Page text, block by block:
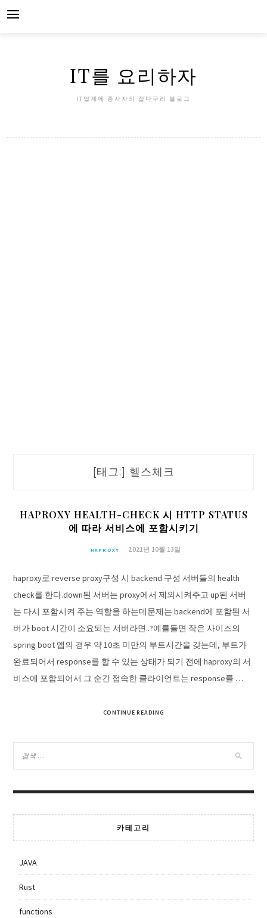
IT를 요리하자
IT업계에 종사자의 잡다구리 블로그
[태그:] 헬스체크
HAPROXY HEALTH-CHECK 시 HTTP STATUS
에 따라 서비스에 포함시키기
HAPROXY 2021년 10월 13일
haproxy로 reverse proxy구성 시 backend 구성 서버들의 health
check를 한다.down된 서버는 proxy에서 제외시켜주고 up된 서버
는 다시 포함시켜 주는 역할을 하는데문제는 backend에 포함된 서
버가 boot 시간이 소요되는 서버라면..?예를들면 작은 사이즈의
spring boot 앱의 경우 약 10초 미만의 부트시간을 갖는데, 부트가
완료되어서 response를 할 수 있는 상태가 되기 전에 haproxy의 서
비스에 포함되어서 그 순간 접속한 클라이언트는 response를 …
CONTINUE READING
카테고리
JAVA
Rust
functions